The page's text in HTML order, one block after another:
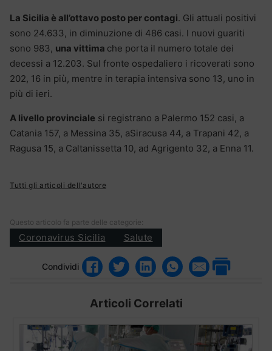
La Sicilia è all’ottavo posto per contagi. Gli attuali positivi
sono 24.633, in diminuzione di 486 casi. I nuovi guariti
sono 983, una vittima che porta il numero totale dei
decessi a 12.203. Sul fronte ospedaliero i ricoverati sono
202, 16 in più, mentre in terapia intensiva sono 13, uno in
più di ieri.
A livello provinciale si registrano a Palermo 152 casi, a
Catania 157, a Messina 35, aSiracusa 44, a Trapani 42, a
Ragusa 15, a Caltanissetta 10, ad Agrigento 32, a Enna 11.
Tutti gli articoli dell'autore
Questo articolo fa parte delle categorie:
Coronavirus Sicilia Salute
Condividi
Articoli Correlati